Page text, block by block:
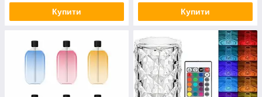
Купити Купити